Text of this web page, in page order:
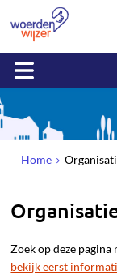
Home
Zoek op deze
bekijk eerst